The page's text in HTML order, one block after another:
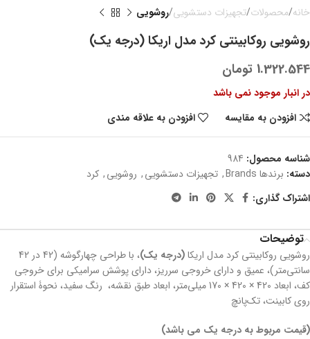
خانه محصولات تجهیزات دستشویی روشویی
روشویی روکابینتی کرد مدل اریکا (درجه یک)
1.322.544 تومان
در انبار موجود نمی باشد
افزودن به مقایسه
افزودن به علاقه مندی
شناسه محصول: 984
دسته: برندها Brands , تجهیزات دستشویی, روشویی, کرد
اشتراک گذاری:
توضیحات
روشویی روکابینتی کرد مدل اریکا(درجه یک)
، با طراحی چهارگوشه (42 در 42
سانتی‌متر)، عمیق و دارای خروجی سرریز، دارای پوشش سرامیکی برای خروجی
کف، ابعاد 420 × 420 × 170 میلی‌متر، ابعاد طبق نقشه، رنگ سفید، نحوۀ استقرار
روی کابینت، تک‌پانچ
(قیمت مربوط به درجه یک می باشد)